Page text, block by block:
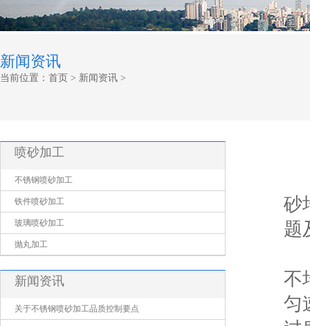
新闻资讯
当前位置： 首页 > 新闻资讯 >
喷砂加工
不锈钢喷砂加工
铁件喷砂加工
玻璃喷砂加工
抛丸加工
新闻资讯
关于不锈钢喷砂加工品质控制要点
砂
题
不
匀